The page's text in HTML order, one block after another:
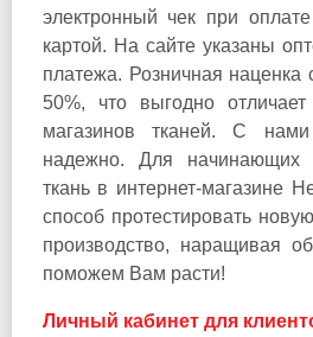
электронный чек при оплате
картой. На сайте указаны
платежа. Розничная наценка
50%, что выгодно
магазинов тканей. С
надежно. Для начинающих
ткань в интернет-магазине
способ протестировать
производство, наращивая
поможем Вам расти!
Личный кабинет для